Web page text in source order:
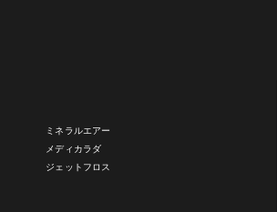
ミネラルエアー
メディカラダ
ジェットフロス